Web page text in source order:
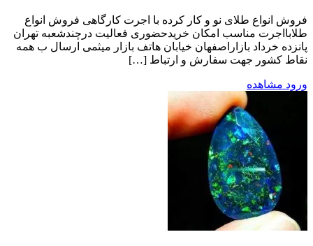
فروش انواع طلای نو و کار کرده با اجرت کارگاهی فروش انواع
طلابااجرت مناسب امکان خریدحضوری فعالیت درچندشعبه تهران
پانزده خرداد بازاراصفهان خیابان هاتف بازار میثمی ارسال ب همه
نقاط کشور جهت سفارش و ارتباط […]
ورود مشاهده